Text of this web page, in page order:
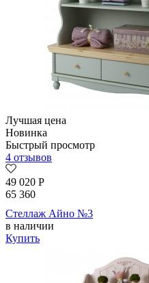
Лучшая цена
Новинка
Быстрый просмотр
4 отзывов
49 020 Р
65 360
Стеллаж Айно №3
в наличии
Купить